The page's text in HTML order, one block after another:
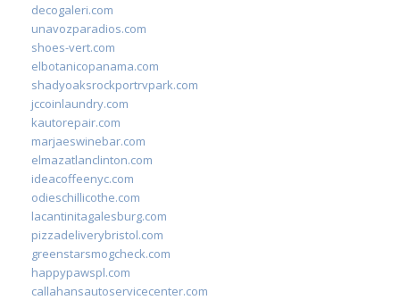
decogaleri.com
unavozparadios.com
shoes-vert.com
elbotanicopanama.com
shadyoaksrockportrvpark.com
jccoinlaundry.com
kautorepair.com
marjaeswinebar.com
elmazatlanclinton.com
ideacoffeenyc.com
odieschillicothe.com
lacantinitagalesburg.com
pizzadeliverybristol.com
greenstarsmogcheck.com
happypawspl.com
callahansautoservicecenter.com